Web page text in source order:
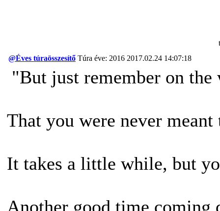
@Éves túraösszesítő Túra éve: 2016 2017.02.24 14:07:18
"But just remember on the
That you were never
It takes a little while, but
Another good time coming